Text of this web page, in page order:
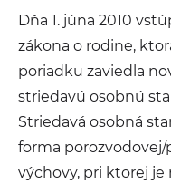
Dňa 1. júna 2010
zákona o rodine,
poriadku zaviedla
striedavú osobnú
Striedavá osobná
forma
výchovy, pri ktorej